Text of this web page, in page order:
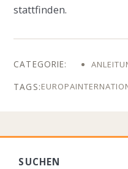
stattfinden.
EUROPA
SUCHEN